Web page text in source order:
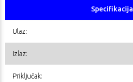
Specifikacija
Ulaz:
Izlaz:
Priključak: